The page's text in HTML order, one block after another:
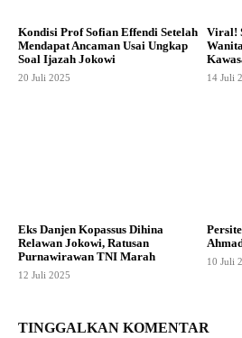
Kondisi Prof Sofian Effendi Setelah
Mendapat Ancaman Usai Ungkap
Soal Ijazah Jokowi
20 Juli 2025
Viral!
14 Juli
Eks Danjen Kopassus Dihina
Relawan Jokowi, Ratusan
Purnawirawan TNI Marah
12 Juli 2025
10 Juli
TINGGALKAN KOMENTAR